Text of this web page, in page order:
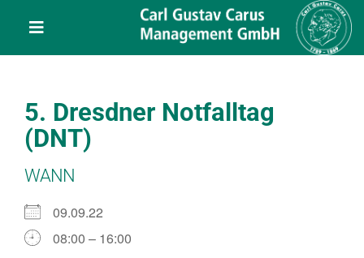
Toggle
Navigation
Über uns
Veranstaltungen
Projekte
5. Dresdner Notfalltag
(DNT)
WANN
09.09.22
08:00 – 16:00